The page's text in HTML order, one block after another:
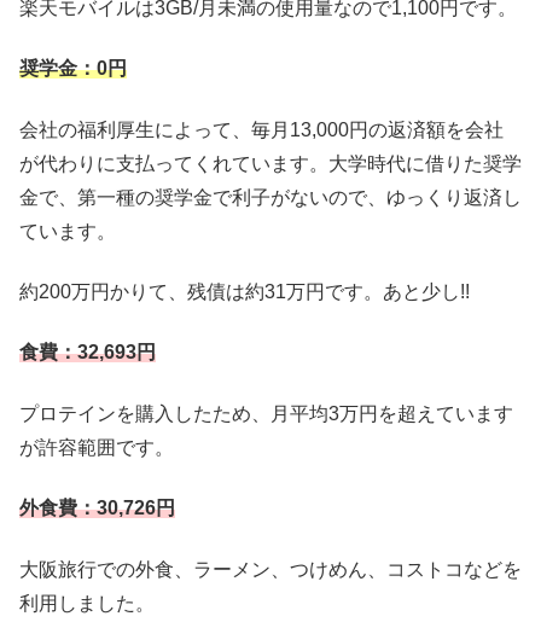
楽天モバイルは3GB/月未満の使用量なので1,100円です。
奨学金：0円
会社の福利厚生によって、毎月13,000円の返済額を会社
が代わりに支払ってくれています。大学時代に借りた奨学
金で、第一種の奨学金で利子がないので、ゆっくり返済し
ています。
約200万円かりて、残債は約31万円です。あと少し!!
食費：32,693円
プロテインを購入したため、月平均3万円を超えています
が許容範囲です。
外食費：30,726円
大阪旅行での外食、ラーメン、つけめん、コストコなどを
利用しました。